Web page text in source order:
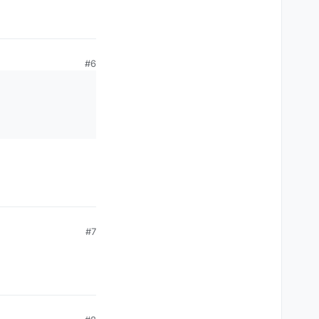
#6
#7